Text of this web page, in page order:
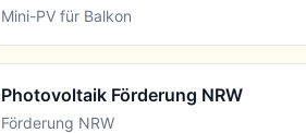
Mini-PV für Balkon
Photovoltaik Förderung NRW
Förderung NRW